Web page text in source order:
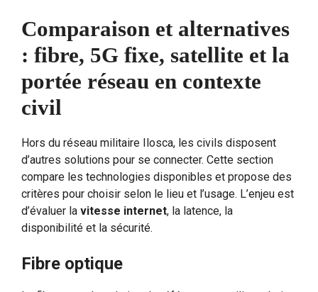
Comparaison et alternatives
: fibre, 5G fixe, satellite et la
portée réseau en contexte
civil
Hors du réseau militaire Ilosca, les civils disposent
d’autres solutions pour se connecter. Cette section
compare les technologies disponibles et propose des
critères pour choisir selon le lieu et l’usage. L’enjeu est
d’évaluer la vitesse internet, la latence, la
disponibilité et la sécurité.
Fibre optique